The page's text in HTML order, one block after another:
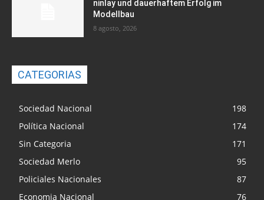
ninlay und dauerhaftem Erfolg im
Modellbau
8 agosto, 2026
CATEGORIAS
Sociedad Nacional
198
Política Nacional
174
Sin Categoria
171
Sociedad Merlo
95
Policiales Nacionales
87
Economia Nacional
76